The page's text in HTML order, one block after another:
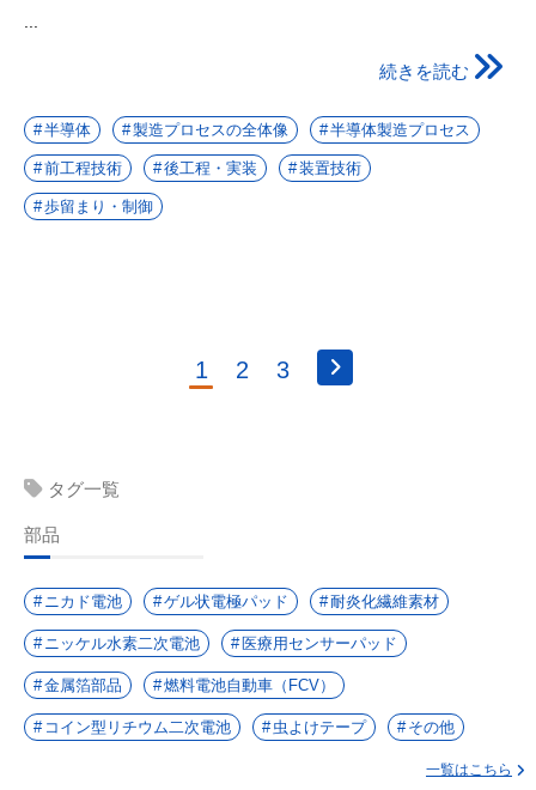
続きを読む
半導体 製造プロセスの全体像 半導体製造プロセス
前工程技術 後工程・実装 装置技術
歩留まり・制御
1 2 3
タグ一覧
部品
ニカド電池 ゲル状電極パッド 耐炎化繊維素材
ニッケル水素二次電池 医療用センサーパッド
金属箔部品 燃料電池自動車（FCV）
コイン型リチウム二次電池 虫よけテープ その他
一覧はこちら